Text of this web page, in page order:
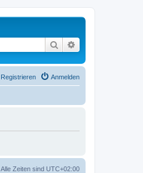
Suche
Anmelden
Registrieren
Alle Zeiten sind UTC+02:00